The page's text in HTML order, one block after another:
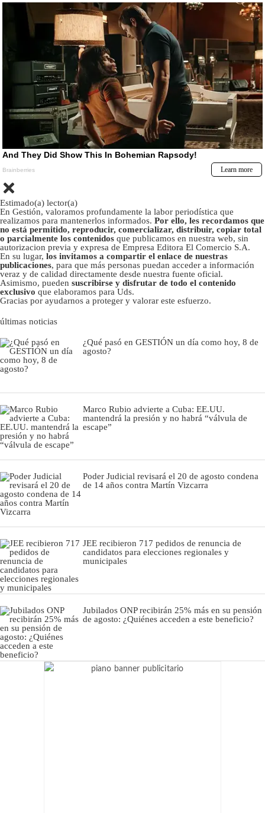
Estimado(a) lector(a)
En Gestión, valoramos profundamente la labor periodística que
realizamos para mantenerlos informados. Por ello, les recordamos que
no está permitido, reproducir, comercializar, distribuir, copiar total
o parcialmente los contenidos que publicamos en nuestra web, sin
autorizacion previa y expresa de Empresa Editora El Comercio S.A.
En su lugar, los invitamos a compartir el enlace de nuestras
publicaciones, para que más personas puedan acceder a información
veraz y de calidad directamente desde nuestra fuente oficial.
Asimismo, pueden suscribirse y disfrutar de todo el contenido
exclusivo que elaboramos para Uds.
Gracias por ayudarnos a proteger y valorar este esfuerzo.
últimas noticias
¿Qué pasó en GESTIÓN un día como hoy, 8 de
agosto?
Marco Rubio advierte a Cuba: EE.UU.
mantendrá la presión y no habrá “válvula de
escape”
Poder Judicial revisará el 20 de agosto condena
de 14 años contra Martín Vizcarra
JEE recibieron 717 pedidos de renuncia de
candidatos para elecciones regionales y
municipales
Jubilados ONP recibirán 25% más en su pensión
de agosto: ¿Quiénes acceden a este beneficio?